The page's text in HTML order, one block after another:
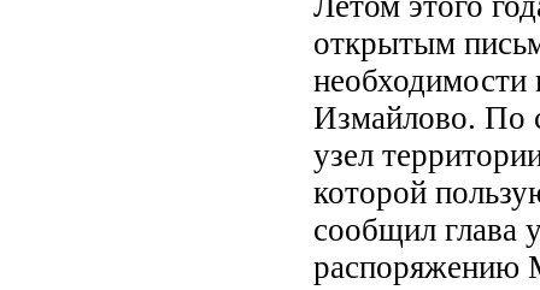
открытым
необходимости
Измайлово. По
узел
которой
сообщил глава
распоряжению